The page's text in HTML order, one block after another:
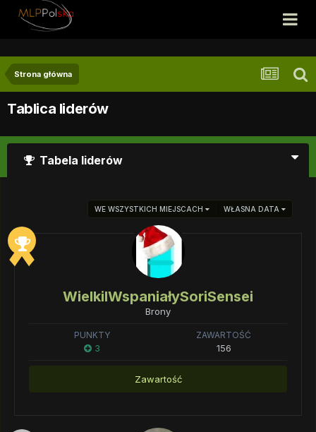
Strona główna
Tablica liderów
Tabela liderów
WE WSZYSTKICH MIEJSCACH WŁASNA DATA
WielkiIWspaniałySoriSensei
Brony
PUNKTY
3
ZAWARTOŚĆ
156
Zawartość